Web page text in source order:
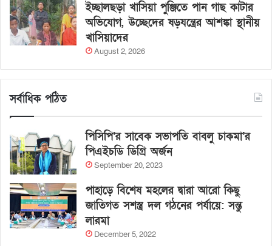
ইচ্ছালছড়া খাসিয়া পুঞ্জিতে পান গাছ কাটার
অভিযোগ, উচ্ছেদের ষড়যন্ত্রের আশঙ্কা স্থানীয়
খাসিয়াদের
August 2, 2026
সর্বাধিক পঠিত
পিসিপি’র সাবেক সভাপতি বাবলু চাকমা’র
পিএইচডি ডিগ্রি অর্জন
September 20, 2023
পাহাড়ে বিশেষ মহলের দ্বারা আরো কিছু
জাতিগত সশস্ত্র দল গঠনের পর্যায়ে: সন্তু
লারমা
December 5, 2022